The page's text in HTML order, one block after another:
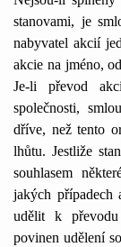
stanovami, je
nabyvatel akcií
akcie na jméno,
Je-li převod
společnosti,
dříve, než tento
lhůtu. Jestliže
souhlasem
jakých případech
udělit k
povinen udělení